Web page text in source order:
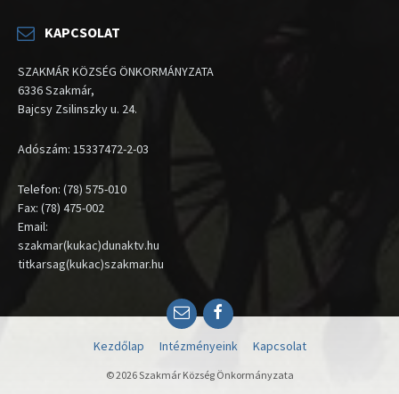
KAPCSOLAT
SZAKMÁR KÖZSÉG ÖNKORMÁNYZATA
6336 Szakmár,
Bajcsy Zsilinszky u. 24.
Adószám: 15337472-2-03
Telefon: (78) 575-010
Fax: (78) 475-002
Email:
szakmar(kukac)dunaktv.hu
titkarsag(kukac)szakmar.hu
EmailFacebook
Kezdőlap Intézményeink Kapcsolat
© 2026 Szakmár Község Önkormányzata